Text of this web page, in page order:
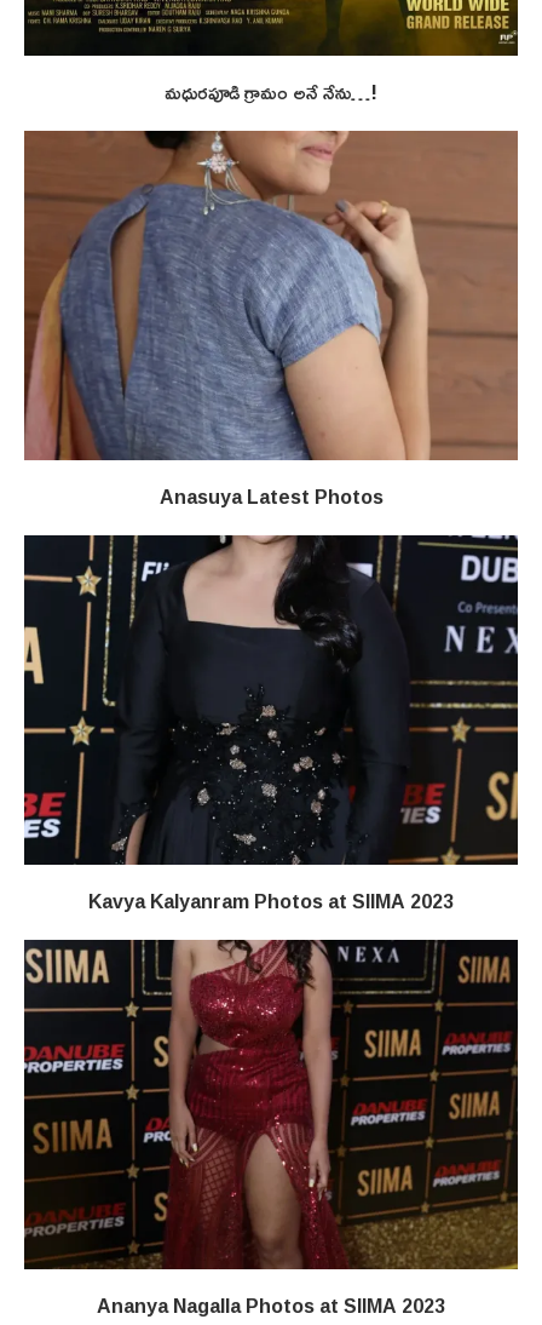
మధురపూడి గ్రామం అనే నేను…!
Anasuya Latest Photos
Kavya Kalyanram Photos at SIIMA 2023
Ananya Nagalla Photos at SIIMA 2023